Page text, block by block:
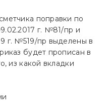
поправки по
г. №81/пр и
г. №519/пр выделены в
будет прописан в
из какой вкладки